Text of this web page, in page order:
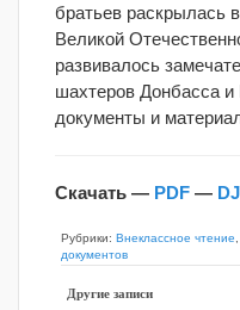
братьев раскрылась
Великой
развивалось
шахтеров Донбасса
документы и
Скачать — PDF —
Рубрики: Внеклассное чтение
документов
Другие записи